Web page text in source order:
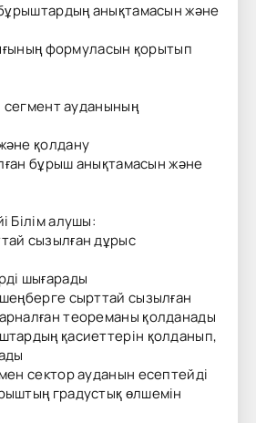
анықтамасын және
формуласын қорытып
сегмент ауданының
қолдану
бұрыш анықтамасын және
Білім алушы:
сызылған дұрыс
шығарады
сырттай сызылған
теореманы қолданады
қасиеттерін қолданып,
сектор ауданын есептейді
градустық өлшемін